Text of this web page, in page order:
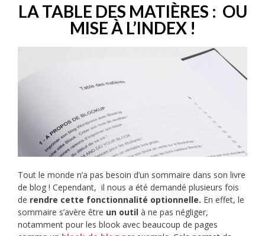
LA TABLE DES MATIÈRES : OU
MISE À L’INDEX !
Tout le monde n’a pas besoin d’un sommaire dans son livre
de blog ! Cependant, il nous a été demandé plusieurs fois
de rendre cette fonctionnalité optionnelle. En effet, le
sommaire s’avère être un outil à ne pas négliger,
notamment pour les blook avec beaucoup de pages